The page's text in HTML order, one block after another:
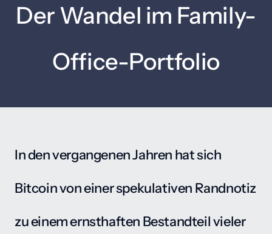
Der Wandel im Family-
Office-Portfolio
In den vergangenen Jahren hat sich
Bitcoin von einer spekulativen Randnotiz
zu einem ernsthaften Bestandteil vieler